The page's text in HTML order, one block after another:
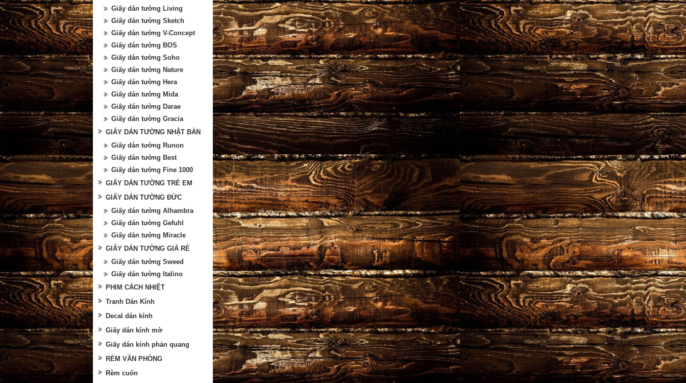
Giấy dán tường Living
Giấy dán tường Sketch
Giấy dán tường V-Concept
Giấy dán tường BOS
Giấy dán tường Soho
Giấy dán tường Nature
Giấy dán tường Hera
Giấy dán tường Mida
Giấy dán tường Darae
Giấy dán tường Gracia
GIẤY DÁN TƯỜNG NHẬT BẢN
Giấy dán tường Runon
Giấy dán tường Best
Giấy dán tường Fine 1000
GIẤY DÁN TƯỜNG TRẺ EM
GIẤY DÁN TƯỜNG ĐỨC
Giấy dán tường Alhambra
Giấy dán tường Gefuhl
Giấy dán tường Miracle
GIẤY DÁN TƯỜNG GIÁ RẺ
Giấy dán tường Sweed
Giấy dán tường Italino
PHIM CÁCH NHIỆT
Tranh Dán Kính
Decal dán kính
Giấy dán kính mờ
Giấy dán kính phản quang
RÈM VĂN PHÒNG
Rèm cuốn